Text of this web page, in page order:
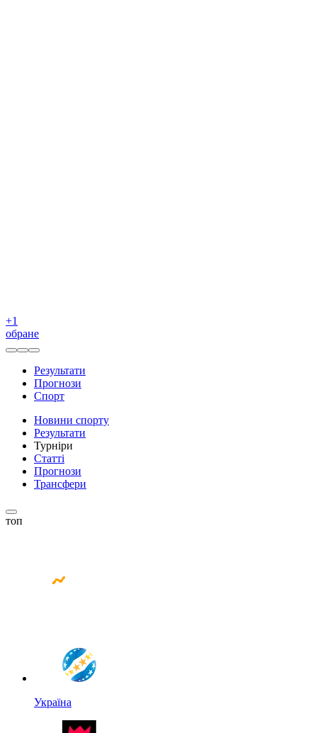
+1
обране
Результати
Прогнози
Спорт
Новини спорту
Результати
Турніри
Статті
Прогнози
Трансфери
топ
Україна